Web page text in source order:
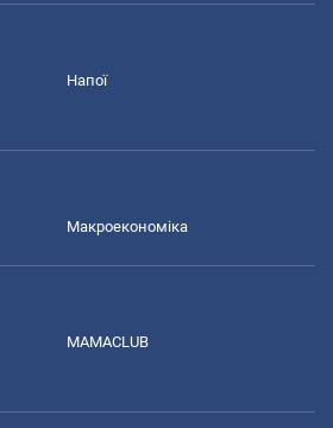
Напої
Макроекономіка
MAMACLUB